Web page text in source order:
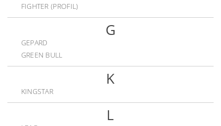
FIGHTER (PROFIL)
G
GEPARD
GREEN BULL
K
KINGSTAR
L